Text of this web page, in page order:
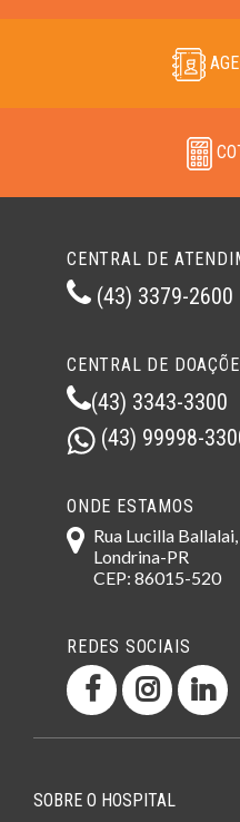
CENTRAL DE
(43) 3379-2600
CENTRAL DE
(43) 3343-3300
(43) 99998-
ONDE ESTAMOS
Rua Lucilla
Londrina-PR
CEP: 86015-520
REDES SOCIAIS
SOBRE O HOSPITAL